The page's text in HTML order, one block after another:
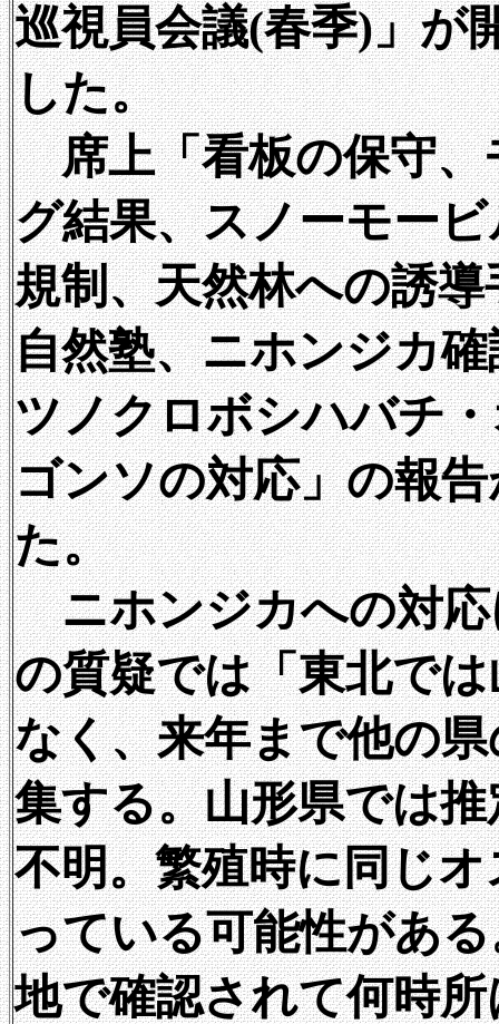
巡視員会議(春季)」が
した。
席上「看板の保守、
グ結果、スノーモー
規制、天然林への誘
自然塾、ニホンジカ
ツノクロボシハバチ
ゴンソの対応」の報
た。
ニホンジカへの対応
の質疑では「東北で
なく、来年まで他の
集する。山形県では
不明。繁殖時に同じ
っている可能性があ
地で確認されて何時